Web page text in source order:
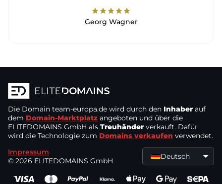
starstarstarstarstar
Georg Wagner
Die Domain team-europa.de wird durch den Inhaber auf
dem Domain-Marktplatz angeboten und über die
ELITEDOMAINS GmbH als Treuhänder verkauft. Dafür
wird die Technologie zum Domains verkaufen verwendet.
Impressum
© 2026 ELITEDOMAINS GmbH
Deutsch